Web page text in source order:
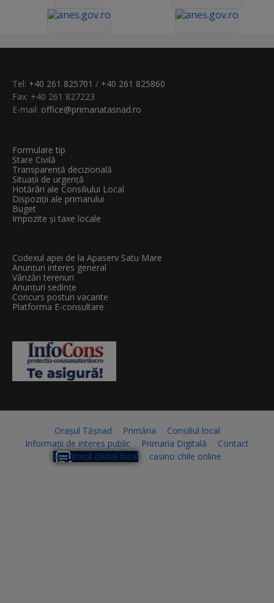
Tel: +40 261 825701 / +40 261 825860
Fax: +40 261 827223
E-mail: office@primariatasnad.ro
Formulare tip
Stare Civilă
Transparenţă decizională
Situații de urgență
Hotărâri ale Consiliului Local
Dispoziții ale primarului
Buget
Impozite și taxe locale
Codexul apei de la Apaserv Satu Mare
Anunțuri interes general
Vânzări terenuri
Anunțuri sedințe
Concurs posturi vacante
Platforma E-consultare
Orașul Tășnad Primăria
Consiliul local
Informații de interes public
Primaria Digitală
Contact
Monitorul oficial local
casino chile online